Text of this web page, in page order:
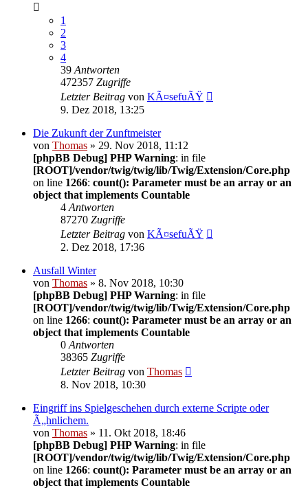
1
2
3
4
39 Antworten
472357 Zugriffe
Letzter Beitrag von KÃ¤sefuÃŸ
9. Dez 2018, 13:25
Die Zukunft der Zunftmeister
von Thomas » 29. Nov 2018, 11:12
[phpBB Debug] PHP Warning: in file
[ROOT]/vendor/twig/twig/lib/Twig/Extension/Core.php
on line 1266: count(): Parameter must be an array or an
object that implements Countable
4 Antworten
87270 Zugriffe
Letzter Beitrag von KÃ¤sefuÃŸ
2. Dez 2018, 17:36
Ausfall Winter
von Thomas » 8. Nov 2018, 10:30
[phpBB Debug] PHP Warning: in file
[ROOT]/vendor/twig/twig/lib/Twig/Extension/Core.php
on line 1266: count(): Parameter must be an array or an
object that implements Countable
0 Antworten
38365 Zugriffe
Letzter Beitrag von Thomas
8. Nov 2018, 10:30
Eingriff ins Spielgeschehen durch externe Scripte oder
Ã„hnlichem.
von Thomas » 11. Okt 2018, 18:46
[phpBB Debug] PHP Warning: in file
[ROOT]/vendor/twig/twig/lib/Twig/Extension/Core.php
on line 1266: count(): Parameter must be an array or an
object that implements Countable